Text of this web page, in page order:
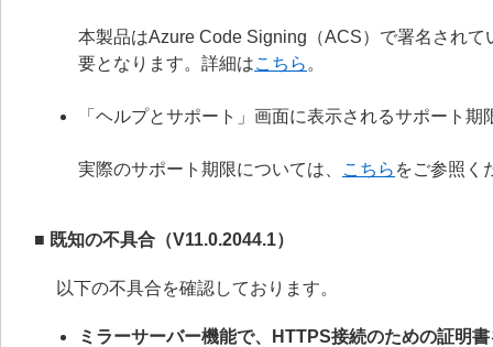
本製品はAzure Code Signing（ACS）で署名され
要となります。詳細はこちら 。
「ヘルプとサポート」画面に表示されるサポート
実際のサポート期限については、 こちら をご参照く
■ 既知の不具合（V11.0.2044.1）
以下の不具合を確認しております。
ミラーサーバー機能で、HTTPS接続のための証明